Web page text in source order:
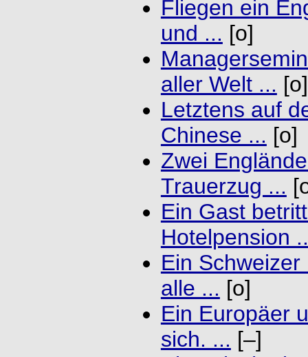
Fliegen ein
und ... [o]
aller Welt ... [o]
Letztens auf
Chinese ... [o]
Zwei
Trauerzug ...
Ein Gast
Hotelpension
Ein
alle ... [o]
Ein Europäer
sich. ... [–]